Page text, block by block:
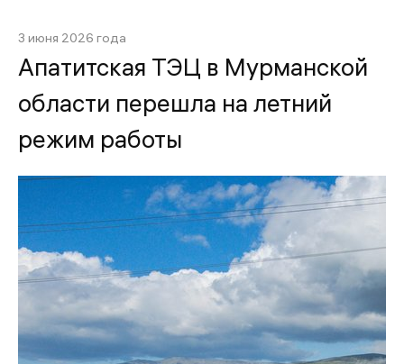
3 июня 2026 года
Апатитская ТЭЦ в Мурманской
области перешла на летний
режим работы